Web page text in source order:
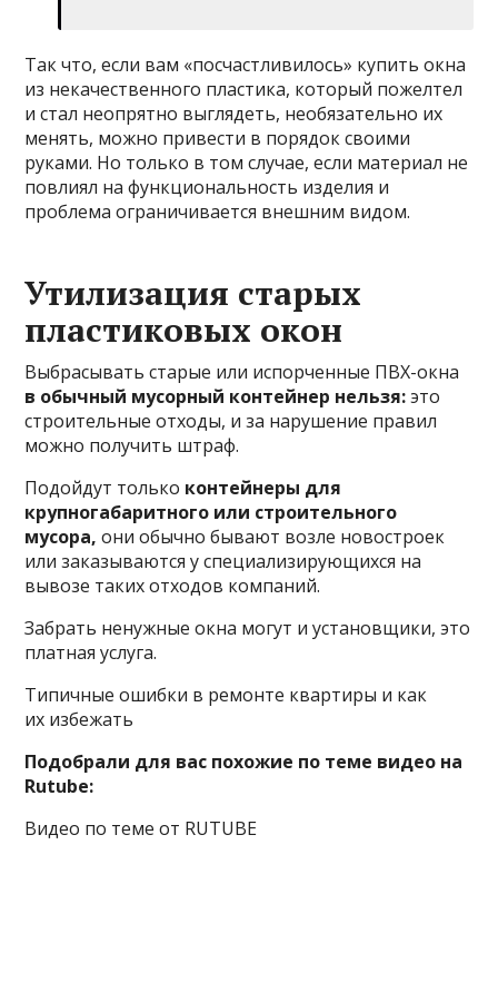
Так что, если вам «посчастливилось» купить окна
из некачественного пластика, который пожелтел
и стал неопрятно выглядеть, необязательно их
менять, можно привести в порядок своими
руками. Но только в том случае, если материал не
повлиял на функциональность изделия и
проблема ограничивается внешним видом.
Утилизация старых
пластиковых окон
Выбрасывать старые или испорченные ПВХ-окна
в обычный мусорный контейнер нельзя:это
строительные отходы, и за нарушение правил
можно получить штраф.
Подойдут только контейнеры для
крупногабаритного или строительного
мусора, они обычно бывают возле новостроек
или заказываются у специализирующихся на
вывозе таких отходов компаний.
Забрать ненужные окна могут и установщики, это
платная услуга.
Типичные ошибки в ремонте квартиры и как
их избежать
Подобрали для вас похожие по теме видео на
Rutube:
Видео по теме от RUTUBE